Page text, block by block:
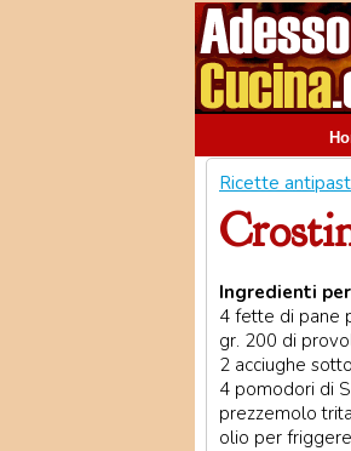
Ricette
Ingredienti
4 fette di pane
gr. 200 di
2 acciughe
4 pomodori di
prezzemolo
olio per